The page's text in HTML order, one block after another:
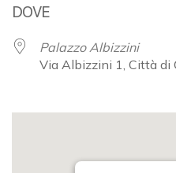
DOVE
Palazzo Albizzini
Via Albizzini 1, Città di